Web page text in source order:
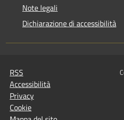
Note legali
Dichiarazione di accessibilità
RSS
Accessibilità
Privacy
Cookie